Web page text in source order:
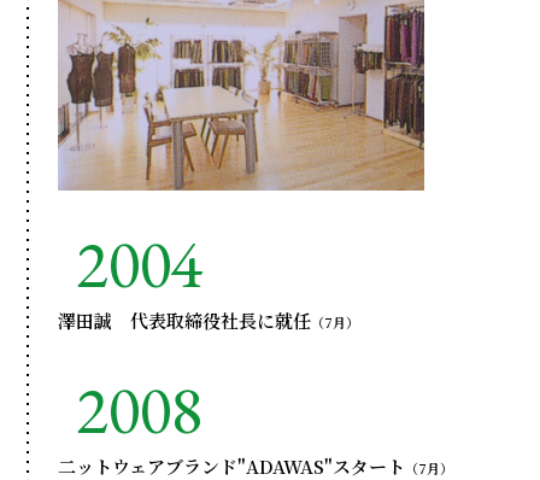
2004
澤田誠 代表取締役社長に就任 （7月）
2008
二ットウェアブランド"ADAWAS"スタート （7月）